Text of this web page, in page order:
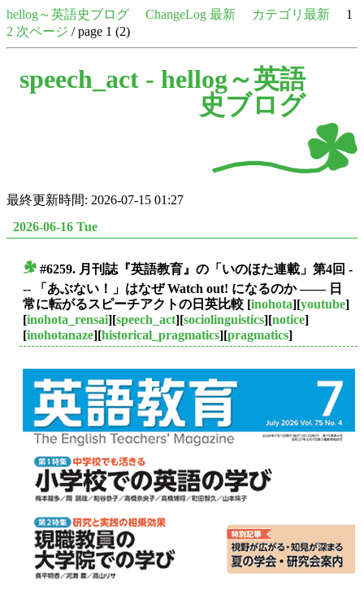
hellog～英語史ブログ ChangeLog 最新 カテゴリ最新 1
2 次ページ / page 1 (2)
speech_act - hellog～英語
史ブログ
最終更新時間: 2026-07-15 01:27
2026-06-16 Tue
#6259. 月刊誌『英語教育』の「いのほた連載」第4回 -
-- 「あぶない！」はなぜ Watch out! になるのか ―― 日
常に転がるスピーチアクトの日英比較 [inohota][youtube]
[inohota_rensai][speech_act][sociolinguistics][notice]
[inohotanaze][historical_pragmatics][pragmatics]